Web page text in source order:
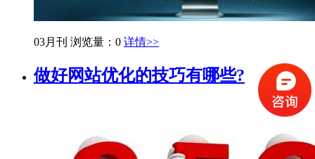
03月刊 浏览量：0 详情>>
做好网站优化的技巧有哪些?